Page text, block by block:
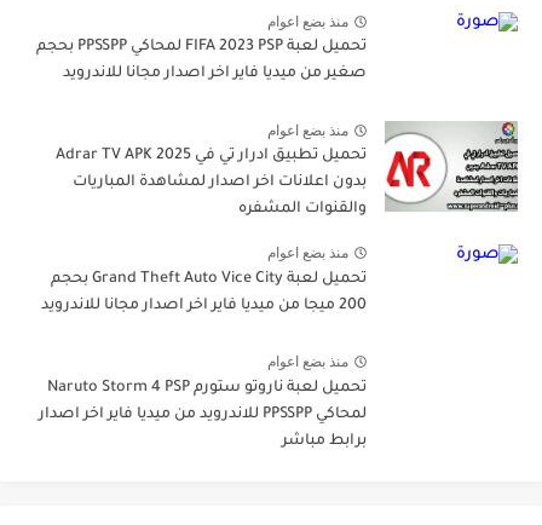
منذ بضع اعوام
تحميل لعبة FIFA 2023 PSP لمحاكي PPSSPP بحجم
صغير من ميديا فاير اخر اصدار مجانا للاندرويد
منذ بضع اعوام
تحميل تطبيق ادرار تي في Adrar TV APK 2025
بدون اعلانات اخر اصدار لمشاهدة المباريات
والقنوات المشفره
منذ بضع اعوام
تحميل لعبة Grand Theft Auto Vice City بحجم
200 ميجا من ميديا فاير اخر اصدار مجانا للاندرويد
منذ بضع اعوام
تحميل لعبة ناروتو ستورم Naruto Storm 4 PSP
لمحاكي PPSSPP للاندرويد من ميديا فاير اخر اصدار
برابط مباشر